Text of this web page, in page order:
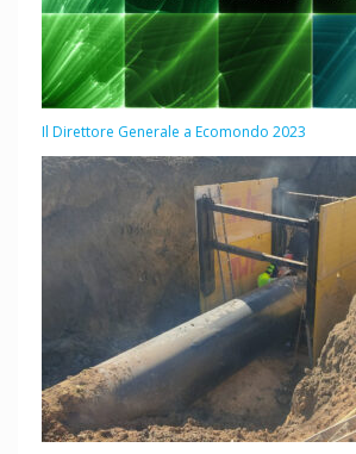
Il Direttore Generale a Ecomondo 2023